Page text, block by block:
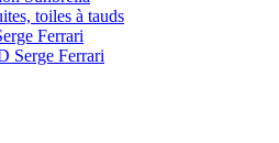
toiles à tauds
Ferrari
Serge Ferrari